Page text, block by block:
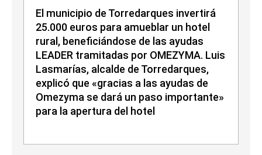
El municipio de Torredarques invertirá
25.000 euros para amueblar un hotel
rural, beneficiándose de las ayudas
LEADER tramitadas por OMEZYMA. Luis
Lasmarías, alcalde de Torredarques,
explicó que «gracias a las ayudas de
Omezyma se dará un paso importante»
para la apertura del hotel